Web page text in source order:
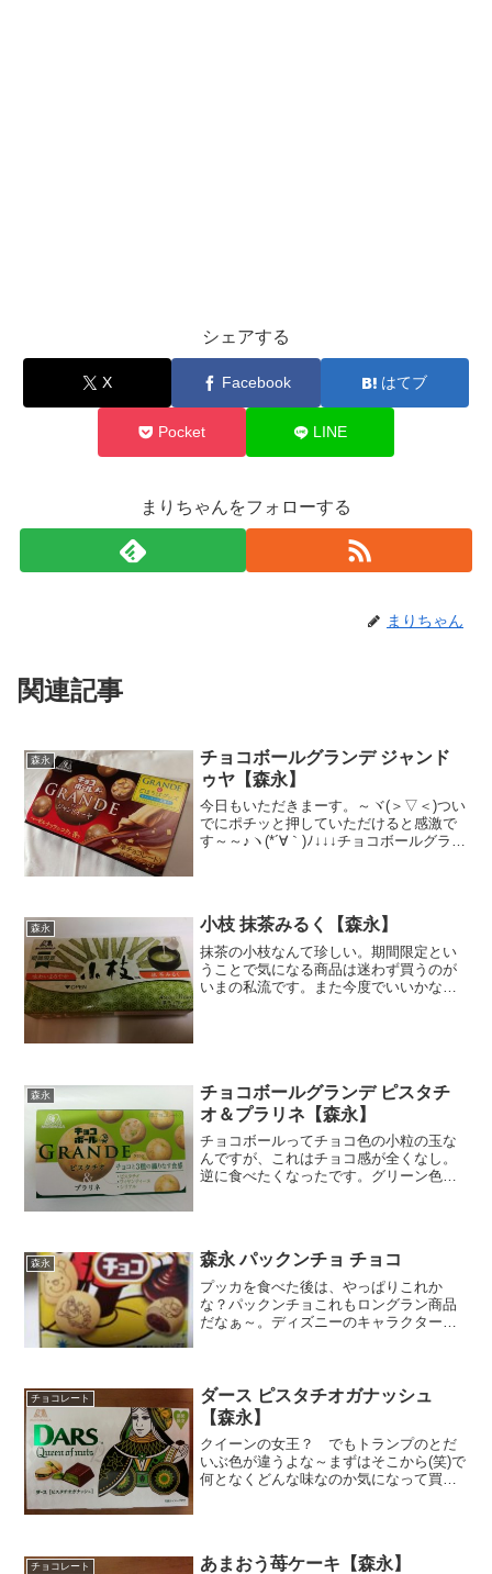
シェアする
X Facebook はてブ
Pocket LINE
まりちゃんをフォローする
まりちゃん
関連記事
森永
チョコボールグランデ ジャンド
ゥヤ【森永】
今日もいただきまーす。～ヾ(＞▽＜)つい
でにポチッと押していただけると感激で
す～～♪ヽ(*´∀｀)ﾉ↓↓↓チョコボールグラン
ナッツ代！...
森永 小枝 抹茶みるく【森永】
抹茶の小枝なんて珍しい。期間限定とい
うことで気になる商品は迷わず買うのが
いまの私流です。また今度でいいかなぁ
森永
チョコボールグランデ ピスタチ
オ＆プラリネ【森永】
チョコボールってチョコ色の小粒の玉な
んですが、これはチョコ感が全くなし。
逆に食べたくなったです。グリーン色の
ってるという事です。カロリ...
森永 森永 パックンチョ チョコ
プッカを食べた後は、やっぱりこれか
な？パックンチョこれもロングラン商品
だなぁ～。ディズニーのキャラクターが
～。同じ筒状のパッケージで...
チョコレート
ダース ピスタチオガナッシュ
【森永】
クイーンの女王？ でもトランプのとだ
いぶ色が違うよな～まずはそこから(笑)で
何となくどんな味なのか気になって買っ
チョコレート あまおう苺ケーキ【森永】